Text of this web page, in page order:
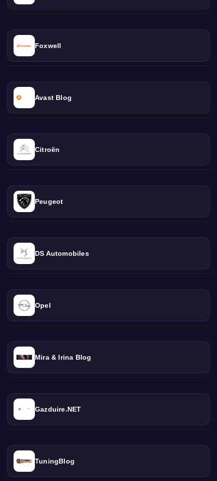
Foxwell
Avast Blog
Citroën
Peugeot
DS Automobiles
Opel
Mira & Irina Blog
Gazduire.NET
TuningBlog